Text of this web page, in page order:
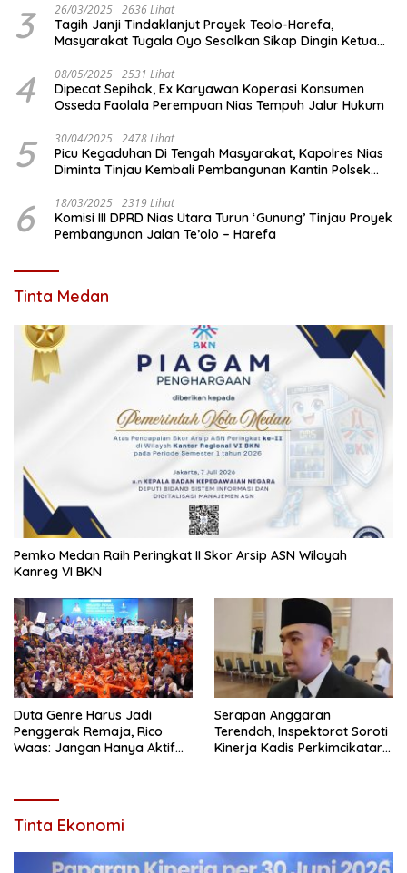
3 26/03/2025 2636 Lihat
Tagih Janji Tindaklanjut Proyek Teolo-Harefa,
Masyarakat Tugala Oyo Sesalkan Sikap Dingin Ketua
4 08/05/2025 2531 Lihat
Dipecat Sepihak, Ex Karyawan Koperasi Konsumen
Osseda Faolala Perempuan Nias Tempuh Jalur Hukum
5 30/04/2025 2478 Lihat
Picu Kegaduhan Di Tengah Masyarakat, Kapolres Nias
Diminta Tinjau Kembali Pembangunan Kantin Polsek
6 18/03/2025 2319 Lihat
Komisi III DPRD Nias Utara Turun ‘Gunung’ Tinjau Proyek
Pembangunan Jalan Te’olo – Harefa
Tinta Medan
Pemko Medan Raih Peringkat II Skor Arsip ASN Wilayah
Kanreg VI BKN
Duta Genre Harus Jadi
Penggerak Remaja, Rico
Waas: Jangan Hanya Aktif
Serapan Anggaran
Terendah, Inspektorat Soroti
Kinerja Kadis Perkimcikataru
Tinta Ekonomi